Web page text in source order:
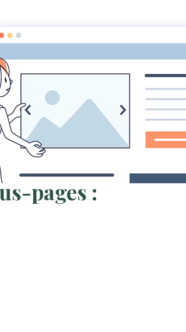
Pages Galerie CarniVorace
album des différents Cephalotus sur
pages :